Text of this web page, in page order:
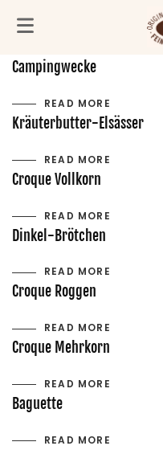
FACH­GESCHÄFTE
Alle Fachgeschäfte
In der Umgebung
Göttingen
Hildesheim
Northeim
PRODUKTE
VEGANE PRODUKTE
GUTSCHEINE
AKTIONEN
UNTERNEHMEN
Feinbäckerei Ruch
Mannamia
Backmanufaktur
Nachhaltig & regional
Gemeinsam Gutes tun
Campingwecke
READ MORE
Kräuterbutter-Elsässer
READ MORE
Croque Vollkorn
READ MORE
Dinkel-Brötchen
READ MORE
Croque Roggen
READ MORE
Croque Mehrkorn
READ MORE
Baguette
READ MORE